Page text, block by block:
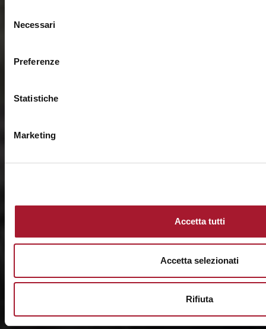
delNecessari
Preferenze
Statistiche
Marketing
Accetta tutti
Accetta selezionati
Rifiuta